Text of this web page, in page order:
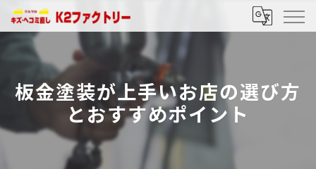
板金塗装が上手いお店の選び方
とおすすめポイント